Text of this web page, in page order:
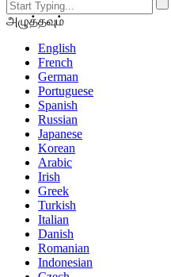
அழுத்தவும்
English
French
German
Portuguese
Spanish
Russian
Japanese
Korean
Arabic
Irish
Greek
Turkish
Italian
Danish
Romanian
Indonesian